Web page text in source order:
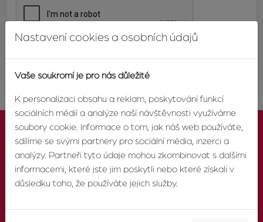
KONTAKTUJTE NÁS
Nastavení cookies a osobních údajů
Vaše soukromí je pro nás důležité
K personalizaci obsahu a reklam, poskytování funkcí
sociálních médií a analýze naší návštěvnosti využíváme
soubory cookie. Informace o tom, jak náš web používáte,
sdílíme se svými partnery pro sociální média, inzerci a
analýzy. Partneři tyto údaje mohou zkombinovat s dalšími
informacemi, které jste jim poskytli nebo které získali v
důsledku toho, že používáte jejich služby.